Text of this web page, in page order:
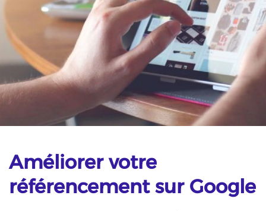
Améliorer votre
référencement sur Google